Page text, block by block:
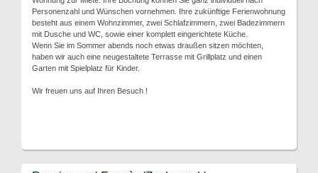
Personenzahl und Wünschen vornehmen. Ihre zukünftige Ferienwohnung
besteht aus einem Wohnzimmer, zwei Schlafzimmern, zwei Badezimmern
mit Dusche und WC, sowie einer komplett eingerichtete Küche.
Wenn Sie im Sommer abends noch etwas draußen sitzen möchten,
haben wir auch eine neugestaltete Terrasse mit Grillplatz und einen
Garten mit Spielplatz für Kinder.
Wir freuen uns auf Ihren Besuch !